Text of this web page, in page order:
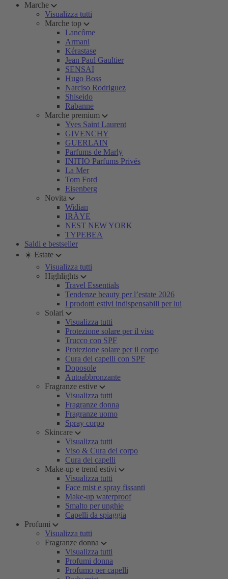
Marche
Visualizza tutti
Marche top
Lancôme
Armani
Kérastase
Jean Paul Gaultier
SENSAI
Hugo Boss
Narciso Rodriguez
Shiseido
Rabanne
Marche premium
Yves Saint Laurent
GIVENCHY
GUERLAIN
Parfums de Marly
INITIO Parfums Privés
La Mer
Tom Ford
Eisenberg
Novita
Widian
IRÄYE
NEST NEW YORK
TYPEBEA
Saldi e bestseller
☀️ Estate
Visualizza tutti
Highlights
Travel Essentials
Tendenze beauty per l’estate 2026
I prodotti estivi indispensabili per lui
Solari
Visualizza tutti
Protezione solare per il viso
Trucco con SPF
Protezione solare per il corpo
Cura dei capelli con SPF
Doposole
Autoabbronzante
Fragranze estive
Visualizza tutti
Fragranze donna
Fragranze uomo
Spray corpo
Skincare
Visualizza tutti
Viso & Cura del corpo
Cura dei capelli
Make-up e trend estivi
Visualizza tutti
Face mist e spray fissanti
Make-up waterproof
Smalto per unghie
Capelli da spiaggia
Profumi
Visualizza tutti
Fragranze donna
Visualizza tutti
Profumi donna
Profumo per capelli